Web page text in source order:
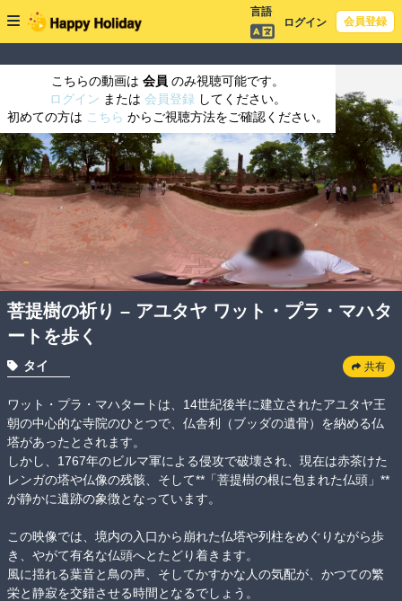
言語
ログイン
会員登録
こちらの動画は 会員 のみ視聴可能です。
ログイン または 会員登録 してください。
初めての方は こちら からご視聴方法をご確認ください。
菩提樹の祈り – アユタヤ ワット・プラ・マハタ
ートを歩く
タイ 共有
ワット・プラ・マハタートは、14世紀後半に建立されたアユタヤ王
朝の中心的な寺院のひとつで、仏舎利（ブッダの遺骨）を納める仏
塔があったとされます。
しかし、1767年のビルマ軍による侵攻で破壊され、現在は赤茶けた
レンガの塔や仏像の残骸、そして**「菩提樹の根に包まれた仏頭」**
が静かに遺跡の象徴となっています。
この映像では、境内の入口から崩れた仏塔や列柱をめぐりながら歩
き、やがて有名な仏頭へとたどり着きます。
風に揺れる葉音と鳥の声、そしてかすかな人の気配が、かつての繁
栄と静寂を交錯させる時間となるでしょう。